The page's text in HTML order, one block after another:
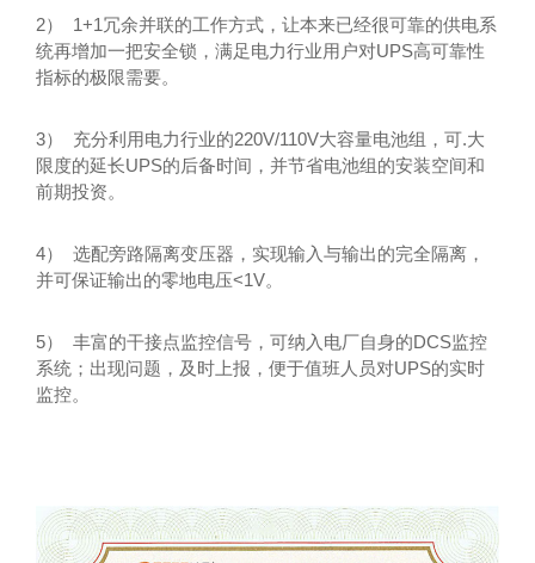
2） 1+1冗余并联的工作方式，让本来已经很可靠的供电系
统再增加一把安全锁，满足电力行业用户对UPS高可靠性
指标的极限需要。
3） 充分利用电力行业的220V/110V大容量电池组，可.大
限度的延长UPS的后备时间，并节省电池组的安装空间和
前期投资。
4） 选配旁路隔离变压器，实现输入与输出的完全隔离，
并可保证输出的零地电压<1V。
5） 丰富的干接点监控信号，可纳入电厂自身的DCS监控
系统；出现问题，及时上报，便于值班人员对UPS的实时
监控。